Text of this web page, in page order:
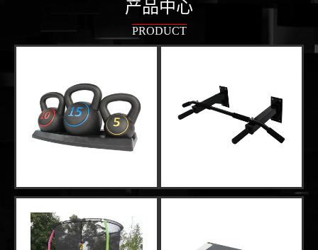
产品中心
PRODUCT